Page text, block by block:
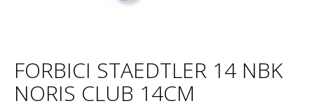
FORBICI STAEDTLER 14 NBK
NORIS CLUB 14CM